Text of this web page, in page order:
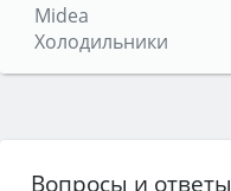
Midea
Холодильники
Вопросы и ответы